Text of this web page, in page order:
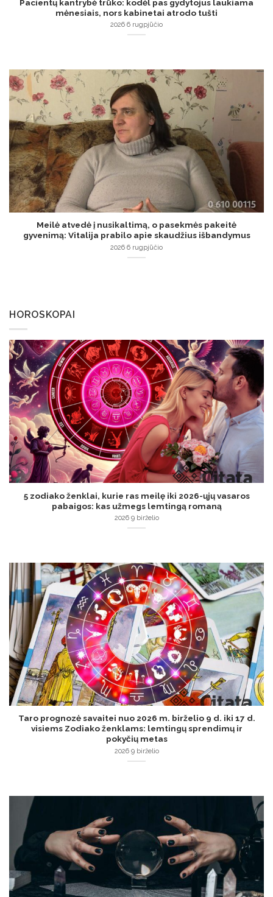
Pacientų kantrybė trūko: kodėl pas gydytojus laukiama
mėnesiais, nors kabinetai atrodo tušti
2026 6 rugpjūčio
Meilė atvedė į nusikaltimą, o pasekmės pakeitė
gyvenimą: Vitalija prabilo apie skaudžius išbandymus
2026 6 rugpjūčio
HOROSKOPAI
5 zodiako ženklai, kurie ras meilę iki 2026-ųjų vasaros
pabaigos: kas užmegs lemtingą romaną
2026 9 birželio
Taro prognozė savaitei nuo 2026 m. birželio 9 d. iki 17 d.
visiems Zodiako ženklams: lemtingų sprendimų ir
pokyčių metas
2026 9 birželio